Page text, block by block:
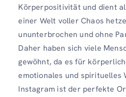
Körperpositivität und dient
einer Welt voller Chaos
ununterbrochen und ohne
Daher haben sich viele
gewöhnt, da es für
emotionales und spirituelles
Instagram ist der perfekte